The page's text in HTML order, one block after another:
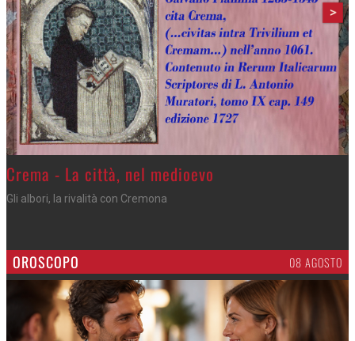
>
Crema - La città, nel medioevo
Gli albori, la rivalità con Cremona
OROSCOPO 08 AGOSTO